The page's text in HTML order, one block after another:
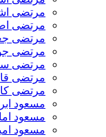
مرتضی
مرتضی
مرتضی
مرتضی
مرتضی
مرتضی
مرتضی
مسعود
مسعود
مسعود